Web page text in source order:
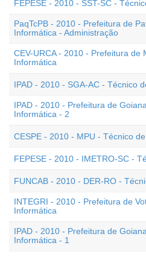
FEPESE - 2010 - SST-SC -
PaqTcPB - 2010 - Prefeitura de
Informática - Administração
CEV-URCA - 2010 - Prefeitura de
Informática
IPAD - 2010 - SGA-AC - Técnico
IPAD - 2010 - Prefeitura de
Informática - 2
CESPE - 2010 - MPU - Técnico
FEPESE - 2010 - IMETRO-SC -
FUNCAB - 2010 - DER-RO -
INTEGRI - 2010 - Prefeitura de
Informática
IPAD - 2010 - Prefeitura de
Informática - 1